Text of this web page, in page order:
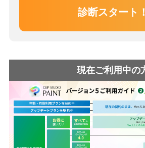
診断スタート！
現在ご利用中の